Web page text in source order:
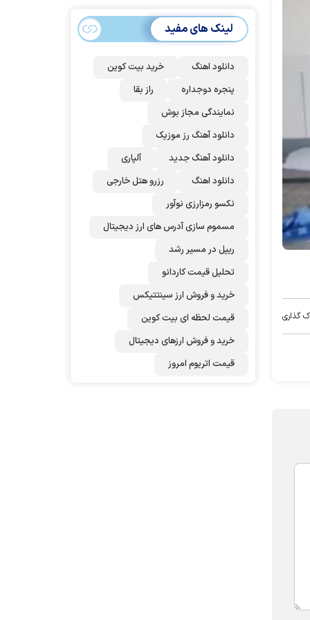
گذاری
می‌شود؟!
لینک های مفید
دانلود اهنگ
خرید بیت کوین
پنجره دوجداره
راز بقا
نمایندگی مجاز بوش
دانلود آهنگ رز‌ موزیک
دانلود آهنگ جدید
آلپاری
دانلود اهنگ
رزرو هتل خارجی
نکسو رمزارزی نوآور
مسموم سازی آدرس های ارز دیجیتال
ریپل در مسیر رشد
تحلیل قیمت کاردانو
خرید و فروش ارز سینتتیکس
قیمت لحظه ای بیت کوین
خرید و فروش ارزهای دیجیتال
قیمت اتریوم امروز